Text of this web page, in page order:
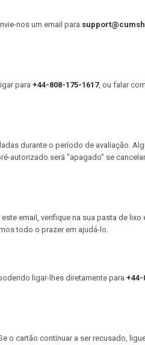
nos um email para
para +44-808-175-1617, ou falar
durante o período de avaliação.
autorizado será "apagado" se
email, verifique na sua pasta de
todo o prazer em ajudá-lo.
ligar-lhes diretamente para +44-
o cartão continuar a ser recusado,